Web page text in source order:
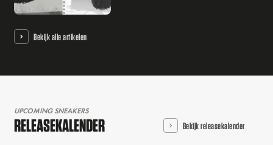
Bekijk alle artikelen
UPCOMING SNEAKERS
RELEASEKALENDER Bekijk releasekalender